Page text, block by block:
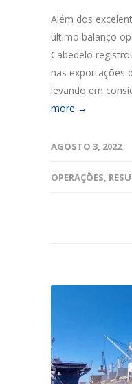
Além dos
último balanço
Cabedelo
nas exportações
levando em
more →
AGOSTO 3, 2022
OPERAÇÕES,